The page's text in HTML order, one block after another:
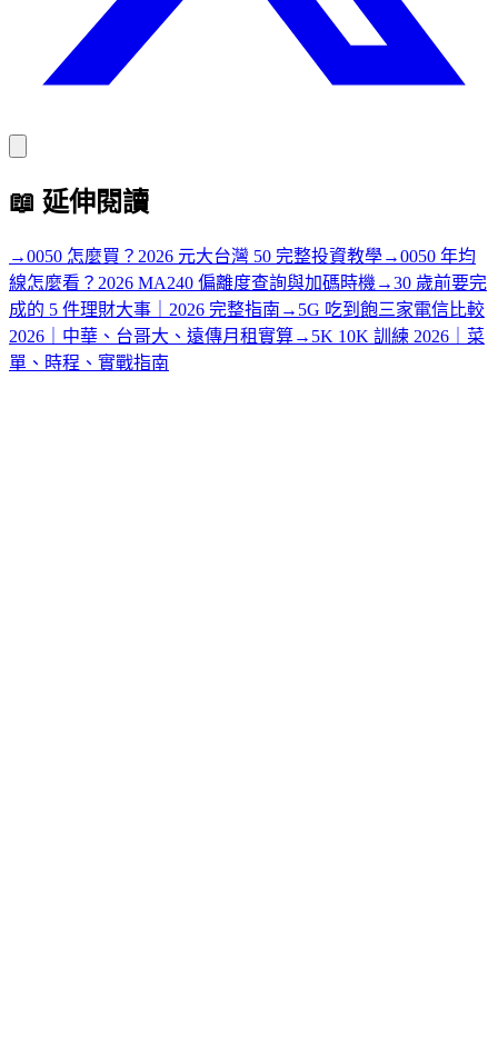
📖 延伸閱讀
→0050 怎麼買？2026 元大台灣 50 完整投資教學→0050 年均
線怎麼看？2026 MA240 偏離度查詢與加碼時機 →30 歲前要完
成的 5 件理財大事｜2026 完整指南 → 5G 吃到飽三家電信比較
2026｜中華、台哥大、遠傳月租實算→ 5K 10K 訓練 2026｜菜
單、時程、實戰指南